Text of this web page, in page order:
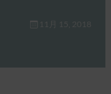
11月 15, 2018